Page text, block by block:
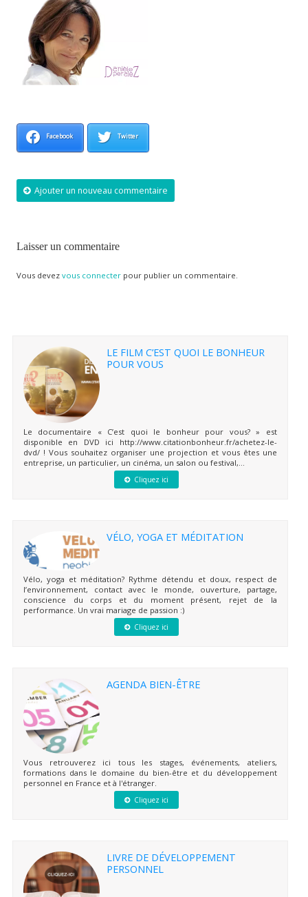
Facebook Twitter
Ajouter un nouveau commentaire
Laisser un commentaire
Vous devez vous connecterpour publier un commentaire.
LE FILM C’EST QUOI LE BONHEUR
POUR VOUS
Le documentaire « C’est quoi le bonheur pour vous? » est
disponible en DVD ici http://www.citationbonheur.fr/achetez-le-
dvd/ ! Vous souhaitez organiser une projection et vous êtes une
entreprise, un particulier, un cinéma, un salon ou festival,...
Cliquez ici
VÉLO, YOGA ET MÉDITATION
Vélo, yoga et méditation? Rythme détendu et doux, respect de
l’environnement, contact avec le monde, ouverture, partage,
conscience du corps et du moment présent, rejet de la
performance. Un vrai mariage de passion :)
Cliquez ici
AGENDA BIEN-ÊTRE
Vous retrouverez ici tous les stages, événements, ateliers,
formations dans le domaine du bien-être et du développement
personnel en France et à l'étranger.
Cliquez ici
LIVRE DE DÉVELOPPEMENT
PERSONNEL